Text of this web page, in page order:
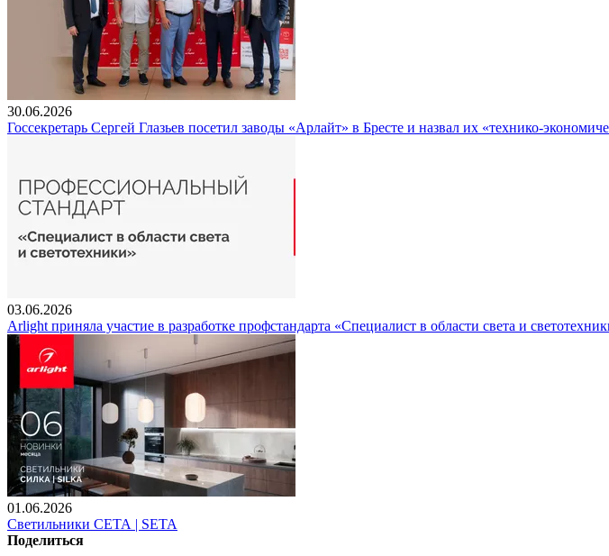
30.06.2026
Госсекретарь Сергей Глазьев посетил заводы «Арлайт» в Бресте и назвал их «технико-
03.06.2026
Arlight приняла участие в разработке профстандарта «Специалист в области света и
01.06.2026
Светильники СЕТА | SETA
Поделиться